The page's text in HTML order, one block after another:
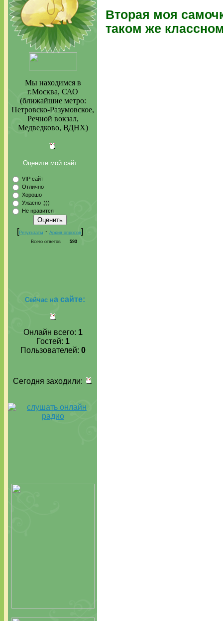
Мы находимся в
г.Москва, САО
(ближайшие метро:
Петровско-Разумовское,
Речной вокзал,
Медведково, ВДНХ)
Оцените мой сайт
VIP сайт
Отлично
Хорошо
Ужасно ;)))
Не нравится
[Результаты · Архив опросов]
Всего ответов 593
Сейчас на сайте:
Онлайн всего: 1
Гостей: 1
Пользователей: 0
Сегодня заходили:
Вторая моя
таком же